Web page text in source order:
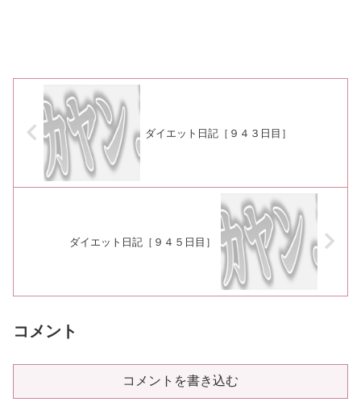
ダイエット日記［９４３日目］
ダイエット日記［９４５日目］
コメント
コメントを書き込む